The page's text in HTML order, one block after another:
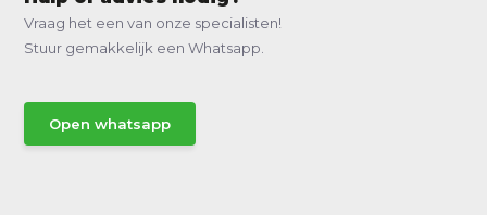
Vraag het een van onze specialisten!
Stuur gemakkelijk een Whatsapp.
Open whatsapp